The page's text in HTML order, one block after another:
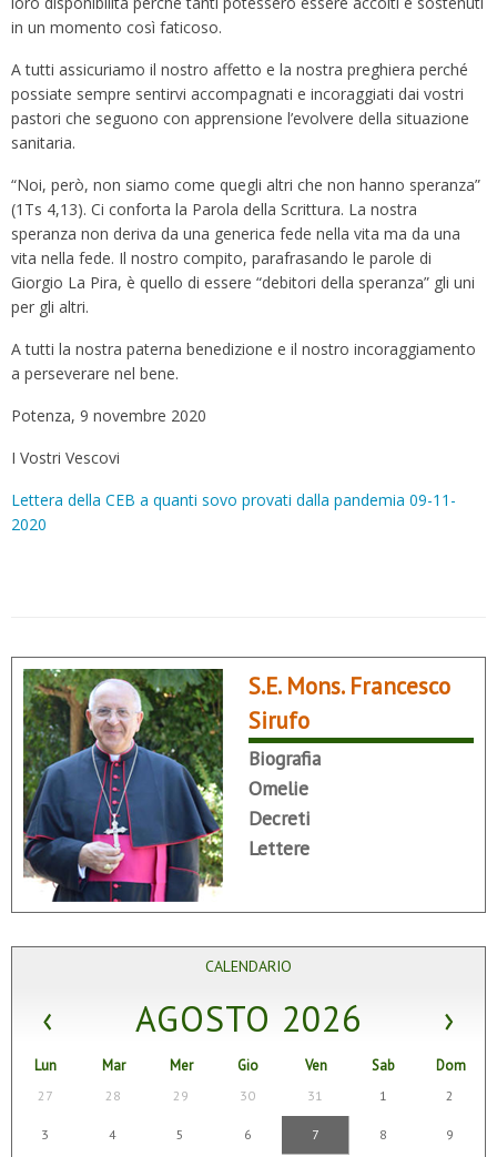
in un momento così faticoso.
A tutti assicuriamo il nostro affetto e la nostra preghiera perché
possiate sempre sentirvi accompagnati e incoraggiati dai vostri
pastori che seguono con apprensione l’evolvere della situazione
sanitaria.
“Noi, però, non siamo come quegli altri che non hanno speranza”
(1Ts 4,13). Ci conforta la Parola della Scrittura. La nostra
speranza non deriva da una generica fede nella vita ma da una
vita nella fede. Il nostro compito, parafrasando le parole di
Giorgio La Pira, è quello di essere “debitori della speranza” gli uni
per gli altri.
A tutti la nostra paterna benedizione e il nostro incoraggiamento
a perseverare nel bene.
Potenza, 9 novembre 2020
I Vostri Vescovi
Lettera della CEB a quanti sovo provati dalla pandemia 09-11-
2020
S.E. Mons. Francesco
Sirufo
Biografia
Omelie
Decreti
Lettere
CALENDARIO
‹ AGOSTO 2026 ›
Lun Mar Mer Gio Ven Sab Dom
27 28 29 30 31 1 2
3 4 5 6 7 8 9